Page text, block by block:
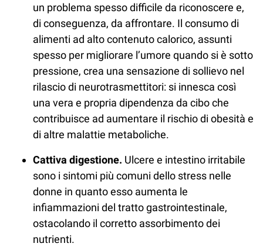
un problema spesso difficile da riconoscere e,
di conseguenza, da affrontare. Il consumo di
alimenti ad alto contenuto calorico, assunti
spesso per migliorare l’umore quando si è sotto
pressione, crea una sensazione di sollievo nel
rilascio di neurotrasmettitori: si innesca così
una vera e propria dipendenza da cibo che
contribuisce ad aumentare il rischio di obesità e
di altre malattie metaboliche.
Cattiva digestione. Ulcere e intestino irritabile
sono i sintomi più comuni dello stress nelle
donne in quanto esso aumenta le
infiammazioni del tratto gastrointestinale,
ostacolando il corretto assorbimento dei
nutrienti.